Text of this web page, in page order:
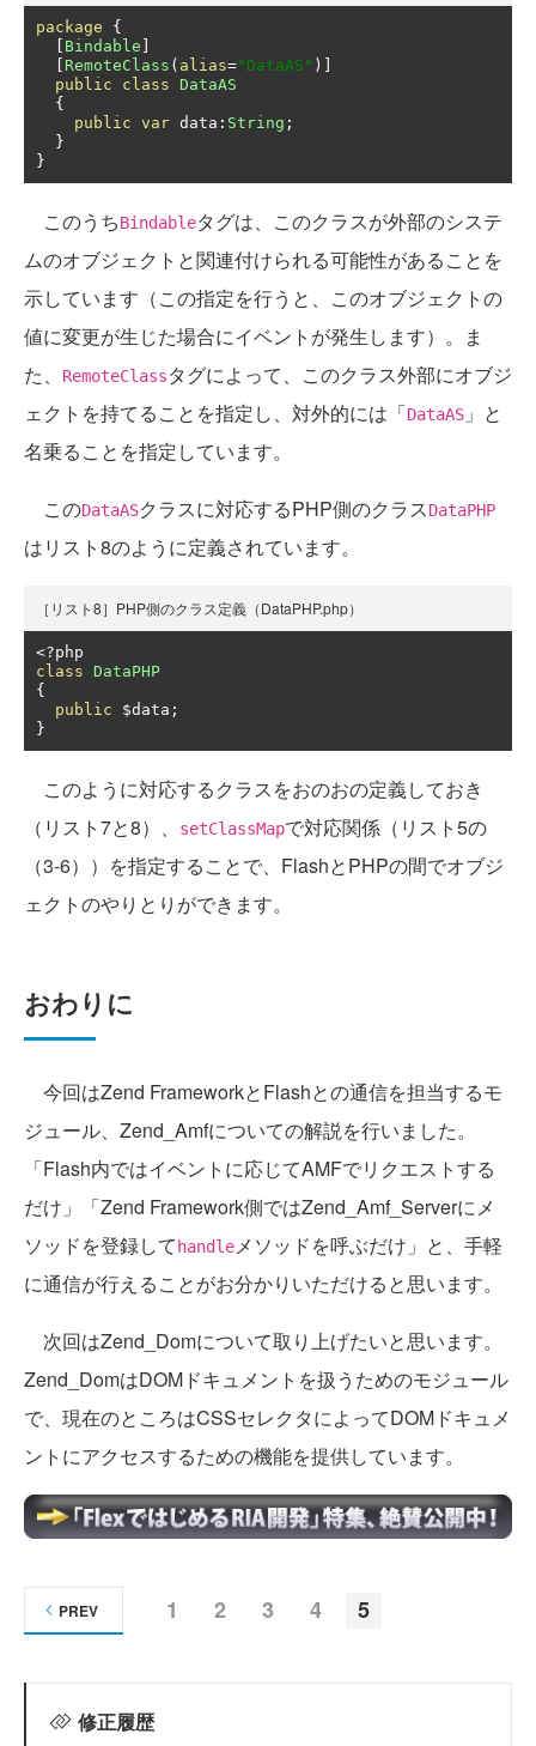
package
{
Bindable
RemoteClass ( alias="DataAS" )]
public
class DataAS
{
public var data : String ;
}
}
このうちBindableタグは、このクラスが外部のシステ
ムのオブジェクトと関連付けられる可能性があることを
示しています（この指定を行うと、このオブジェクトの
値に変更が生じた場合にイベントが発生します）。ま
た、
RemoteClassタグによって、このクラス外部にオブジ
ェクトを持てることを指定し、対外的には「DataAS 」と
名乗ることを指定しています。
このDataASクラスに対応するPHP側のクラスDataPHP
はリスト8のように定義されています。
［リスト8］PHP側のクラス定義（DataPHP.php）
<?
class DataPHP
{
public $data ;
}
このように対応するクラスをおのおの定義しておき
（リスト7と8）、
setClassMapで対応関係（リスト5の
（3-6））を指定することで、FlashとPHPの間でオブジ
ェクトのやりとりができます。
おわりに
今回はZend FrameworkとFlashとの通信を担当するモ
ジュール、Zend_Amfについての解説を行いました。
「Flash内ではイベントに応じてAMFでリクエストする
だけ」「Zend Framework側ではZend_Amf_Serverにメ
ソッドを登録して handleメソッドを呼ぶだけ」と、手軽
に通信が行えることがお分かりいただけると思います。
次回はZend_Domについて取り上げたいと思います。
Zend_DomはDOMドキュメントを扱うためのモジュール
で、現在のところはCSSセレクタによってDOMドキュメ
ントにアクセスするための機能を提供しています。
1 2 3 4 5
PREV
修正履歴